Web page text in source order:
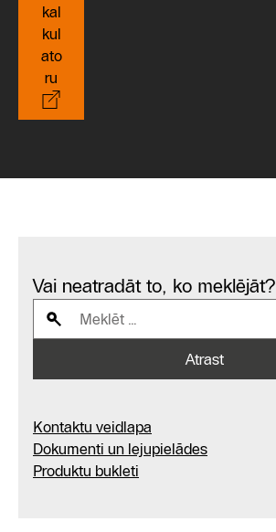
kal
kul
ato
ru
Vai neatradāt to, ko meklējāt?
Atrast
Kontaktu veidlapa
Dokumenti un lejupielādes
Produktu bukleti